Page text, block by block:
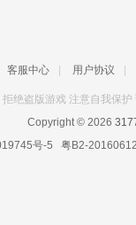
客服中心 用户协议
绝盗版游戏 注意自我保
Copyright © 2026
号-5 粤B2-